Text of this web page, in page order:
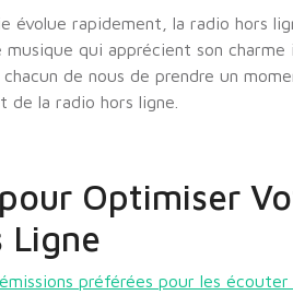
évolue rapidement, la radio hors
qui apprécient son
de nous de prendre un
de la radio hors ligne.
Optimiser
Ligne
préférées pour les écouter